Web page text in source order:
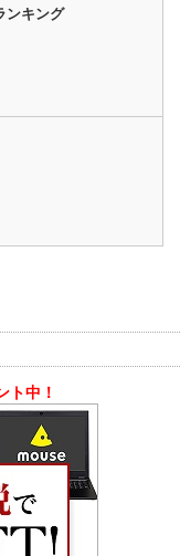
ンキング
ト中！